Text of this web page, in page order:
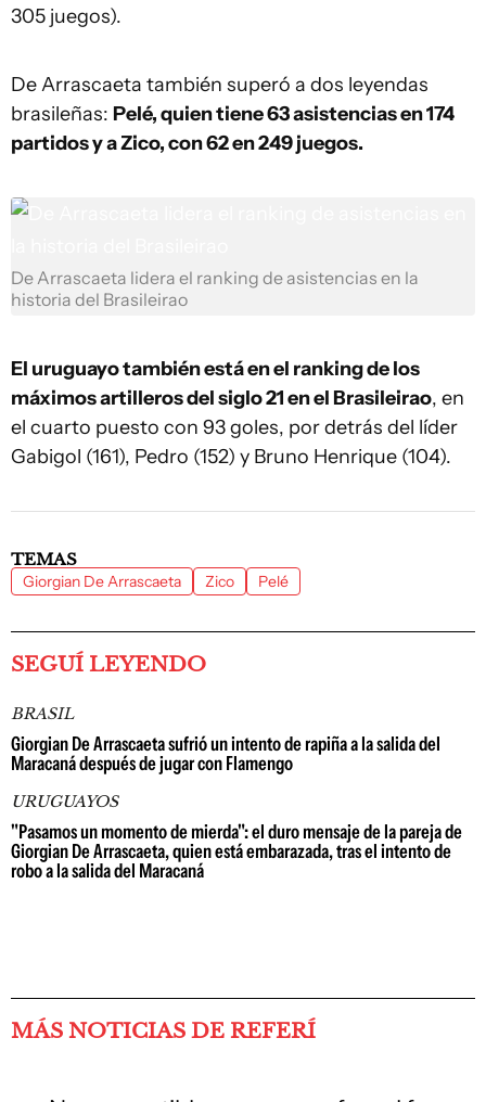
305 juegos).
De Arrascaeta también superó a dos leyendas
brasileñas: Pelé, quien tiene 63 asistencias en 174
partidos y a Zico, con 62 en 249 juegos.
De Arrascaeta lidera el ranking de asistencias en la
historia del Brasileirao
El uruguayo también está en el ranking de los
máximos artilleros del siglo 21 en el Brasileirao, en
el cuarto puesto con 93 goles, por detrás del líder
Gabigol (161), Pedro (152) y Bruno Henrique (104).
TEMAS
Giorgian De Arrascaeta Zico Pelé
SEGUÍ LEYENDO
BRASIL
Giorgian De Arrascaeta sufrió un intento de rapiña a la salida del
Maracaná después de jugar con Flamengo
URUGUAYOS
"Pasamos un momento de mierda": el duro mensaje de la pareja de
Giorgian De Arrascaeta, quien está embarazada, tras el intento de
robo a la salida del Maracaná
MÁS NOTICIAS DE REFERÍ